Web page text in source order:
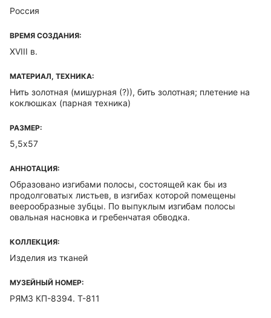
Россия
ВРЕМЯ СОЗДАНИЯ:
XVIII в.
МАТЕРИАЛ, ТЕХНИКА:
Нить золотная (мишурная (?)), бить золотная; плетение на
коклюшках (парная техника)
РАЗМЕР:
5,5х57
АННОТАЦИЯ:
Образовано изгибами полосы, состоящей как бы из
продолговатых листьев, в изгибах которой помещены
веерообразные зубцы. По выпуклым изгибам полосы
овальная насновка и гребенчатая обводка.
КОЛЛЕКЦИЯ:
Изделия из тканей
МУЗЕЙНЫЙ НОМЕР:
РЯМЗ КП-8394. Т-811